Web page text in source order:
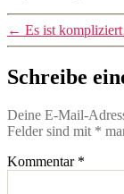
← Es ist
Schreibe
Deine E-Mail-
Felder sind mit *
Kommentar *